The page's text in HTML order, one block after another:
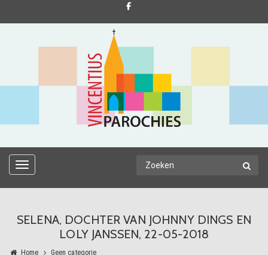
TOGGLE NAVIGATION
SELENA, DOCHTER VAN JOHNNY DINGS EN
LOLY JANSSEN, 22-05-2018
Home
Geen categorie